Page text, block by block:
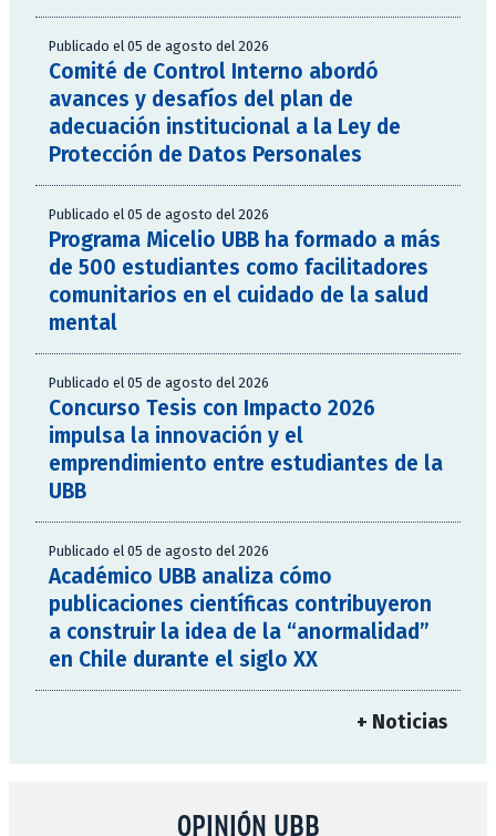
Publicado el 05 de agosto del 2026
Comité de Control Interno abordó
avances y desafíos del plan de
adecuación institucional a la Ley de
Protección de Datos Personales
Publicado el 05 de agosto del 2026
Programa Micelio UBB ha formado a más
de 500 estudiantes como facilitadores
comunitarios en el cuidado de la salud
mental
Publicado el 05 de agosto del 2026
Concurso Tesis con Impacto 2026
impulsa la innovación y el
emprendimiento entre estudiantes de la
UBB
Publicado el 05 de agosto del 2026
Académico UBB analiza cómo
publicaciones científicas contribuyeron
a construir la idea de la “anormalidad”
en Chile durante el siglo XX
+ Noticias
OPINIÓN UBB